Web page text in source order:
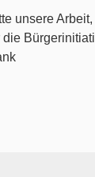
unsere